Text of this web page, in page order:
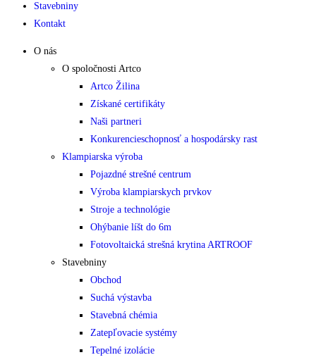
Stavebniny
Kontakt
O nás
O spoločnosti Artco
Artco Žilina
Získané certifikáty
Naši partneri
Konkurencieschopnosť a hospodársky rast
Klampiarska výroba
Pojazdné strešné centrum
Výroba klampiarskych prvkov
Stroje a technológie
Ohýbanie líšt do 6m
Fotovoltaická strešná krytina ARTROOF
Stavebniny
Obchod
Suchá výstavba
Stavebná chémia
Zatepľovacie systémy
Tepelné izolácie